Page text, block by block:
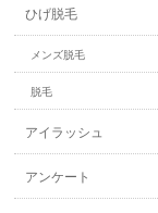
ひげ脱毛
メンズ脱毛
脱毛
アイラッシュ
アンケート